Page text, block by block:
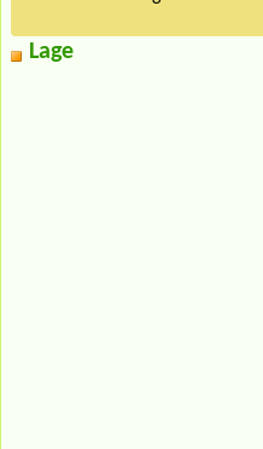
Lage